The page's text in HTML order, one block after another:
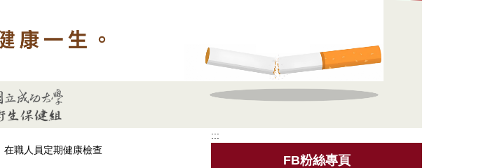
在職人員定期健康檢查
:::
FB粉絲專頁